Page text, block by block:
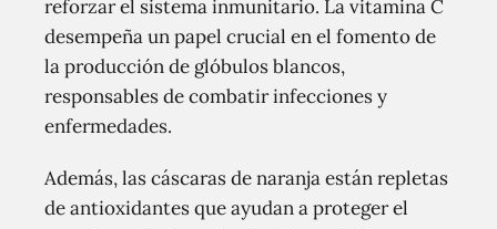
reforzar el sistema inmunitario. La vitamina C
desempeña un papel crucial en el fomento de
la producción de glóbulos blancos,
responsables de combatir infecciones y
enfermedades.
Además, las cáscaras de naranja están repletas
de antioxidantes que ayudan a proteger el